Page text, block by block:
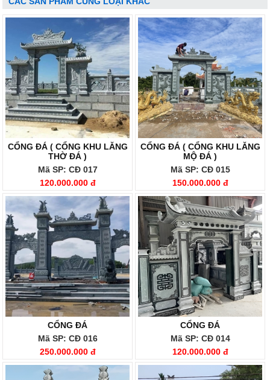
CỔNG ĐÁ ( CỔNG KHU LĂNG
THỜ ĐÁ )
Mã SP: CĐ 017
120.000.000 đ
CỔNG ĐÁ ( CỔNG KHU LĂNG
MỘ ĐÁ )
Mã SP: CĐ 015
150.000.000 đ
CỔNG ĐÁ
Mã SP: CĐ 016
250.000.000 đ
CỔNG ĐÁ
Mã SP: CĐ 014
120.000.000 đ